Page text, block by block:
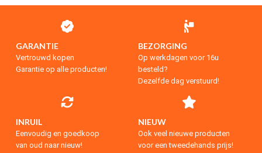
GARANTIE
Vertrouwd kopen
Garantie op alle producten!
BEZORGING
Op werkdagen voor 16u
besteld?
Dezelfde dag verstuurd!
INRUIL
Eenvoudig en goedkoop
van oud naar nieuw!
NIEUW
Ook veel nieuwe producten
voor een tweedehands prijs!